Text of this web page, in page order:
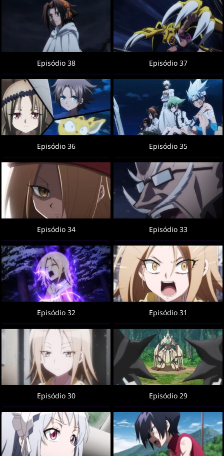
Episódio 38 Episódio 37
Episódio 36 Episódio 35
Episódio 34 Episódio 33
Episódio 32 Episódio 31
Episódio 30 Episódio 29